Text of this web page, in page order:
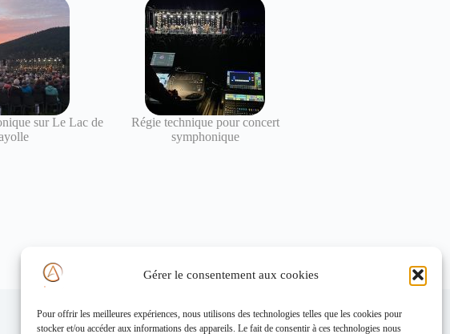
Gérer le consentement aux cookies
Pour offrir les meilleures expériences, nous utilisons des technologies telles que les cookies pour
stocker et/ou accéder aux informations des appareils. Le fait de consentir à ces technologies nous
sur Le Lac de
Régie technique pour concert
symphonique